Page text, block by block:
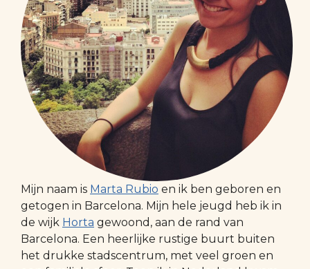
Mijn naam is Marta Rubio en ik ben geboren en
getogen in Barcelona. Mijn hele jeugd heb ik in
de wijk Horta gewoond, aan de rand van
Barcelona. Een heerlijke rustige buurt buiten
het drukke stadscentrum, met veel groen en